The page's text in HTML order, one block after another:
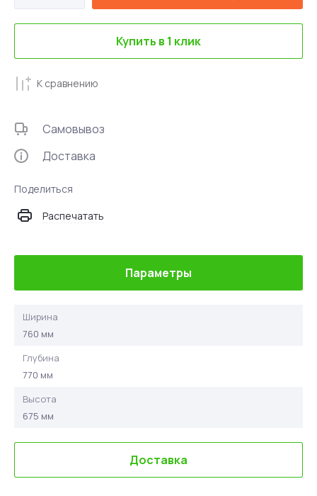
Купить в 1 клик
К сравнению
Самовывоз
Доставка
Поделиться
Распечатать
Параметры
Ширина
760 мм
Глубина
770 мм
Высота
675 мм
Доставка